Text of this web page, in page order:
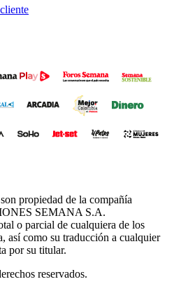
propiedad de la compañía
SEMANA S.A.
o parcial de cualquiera de los
así como su traducción a cualquier
por su titular.
reservados.